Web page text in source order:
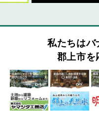
私たちはバ
郡上市を